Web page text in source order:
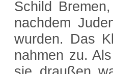
Schild
nachdem
wurden. Das
nahmen zu.